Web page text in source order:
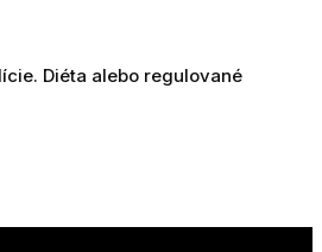
Diéta alebo regulované